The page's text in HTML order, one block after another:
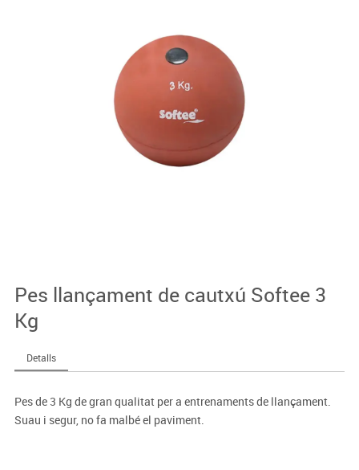
Pes llançament de cautxú Softee 3
Kg
Detalls
Pes de 3 Kg de gran qualitat per a entrenaments de llançament.
Suau i segur, no fa malbé el paviment.